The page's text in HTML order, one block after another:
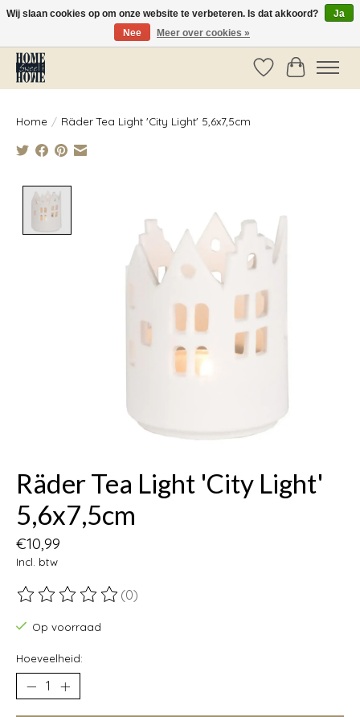
Vóór 14:00 besteld, dezelfde dag verzonden!
Verlanglijst
Home / Räder Tea Light 'City Light' 5,6x7,5cm
Räder Tea Light 'City Light'
5,6x7,5cm
€10,99
Incl. btw
De beoordeling van dit product is
(0)
Op voorraad
Hoeveelheid:
Wij slaan cookies op om onze website te verbeteren. Is dat akkoord?
Ja
Nee
Meer over cookies »